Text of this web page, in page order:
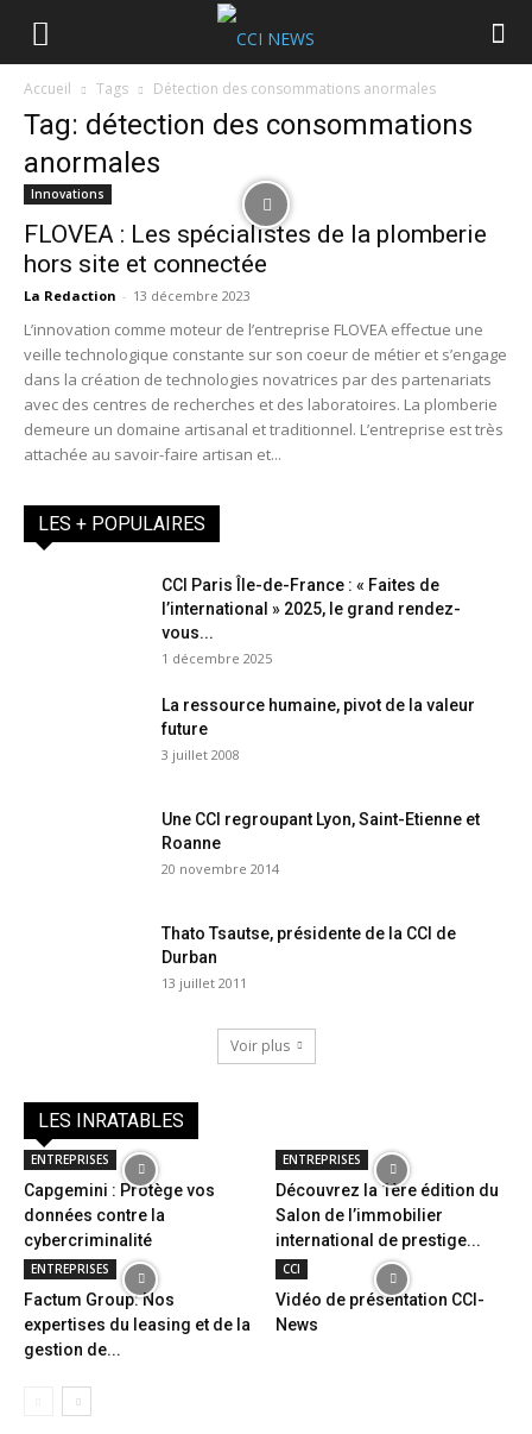
Accueil Tags Détection des consommations anormales
Tag: détection des consommations
anormales
Innovations
FLOVEA : Les spécialistes de la plomberie
hors site et connectée
La Redaction - 13 décembre 2023
L’innovation comme moteur de l’entreprise FLOVEA effectue une
veille technologique constante sur son coeur de métier et s’engage
dans la création de technologies novatrices par des partenariats
avec des centres de recherches et des laboratoires. La plomberie
demeure un domaine artisanal et traditionnel. L’entreprise est très
attachée au savoir-faire artisan et...
LES + POPULAIRES
CCI Paris Île-de-France : « Faites de
l’international » 2025, le grand rendez-
vous...
1 décembre 2025
La ressource humaine, pivot de la valeur
future
3 juillet 2008
Une CCI regroupant Lyon, Saint-Etienne et
Roanne
20 novembre 2014
Thato Tsautse, présidente de la CCI de
Durban
13 juillet 2011
Voir plus
LES INRATABLES
ENTREPRISES
Capgemini : Protège vos
données contre la
cybercriminalité
ENTREPRISES
Découvrez la 1ère édition du
Salon de l’immobilier
international de prestige...
ENTREPRISES
Factum Group: Nos
expertises du leasing et de la
gestion de...
CCI
Vidéo de présentation CCI-
News